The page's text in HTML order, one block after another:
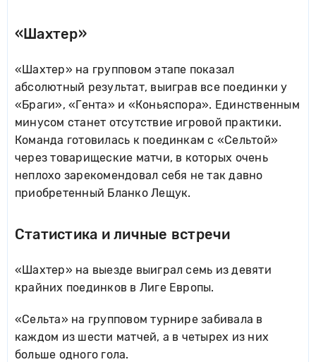
«Шахтер»
«Шахтер» на групповом этапе показал
абсолютный результат, выиграв все поединки у
«Браги», «Гента» и «Коньяспора». Единственным
минусом станет отсутствие игровой практики.
Команда готовилась к поединкам с «Сельтой»
через товарищеские матчи, в которых очень
неплохо зарекомендовал себя не так давно
приобретенный Бланко Лещук.
Статистика и личные встречи
«Шахтер» на выезде выиграл семь из девяти
крайних поединков в Лиге Европы.
«Сельта» на групповом турнире забивала в
каждом из шести матчей, а в четырех из них
больше одного гола.